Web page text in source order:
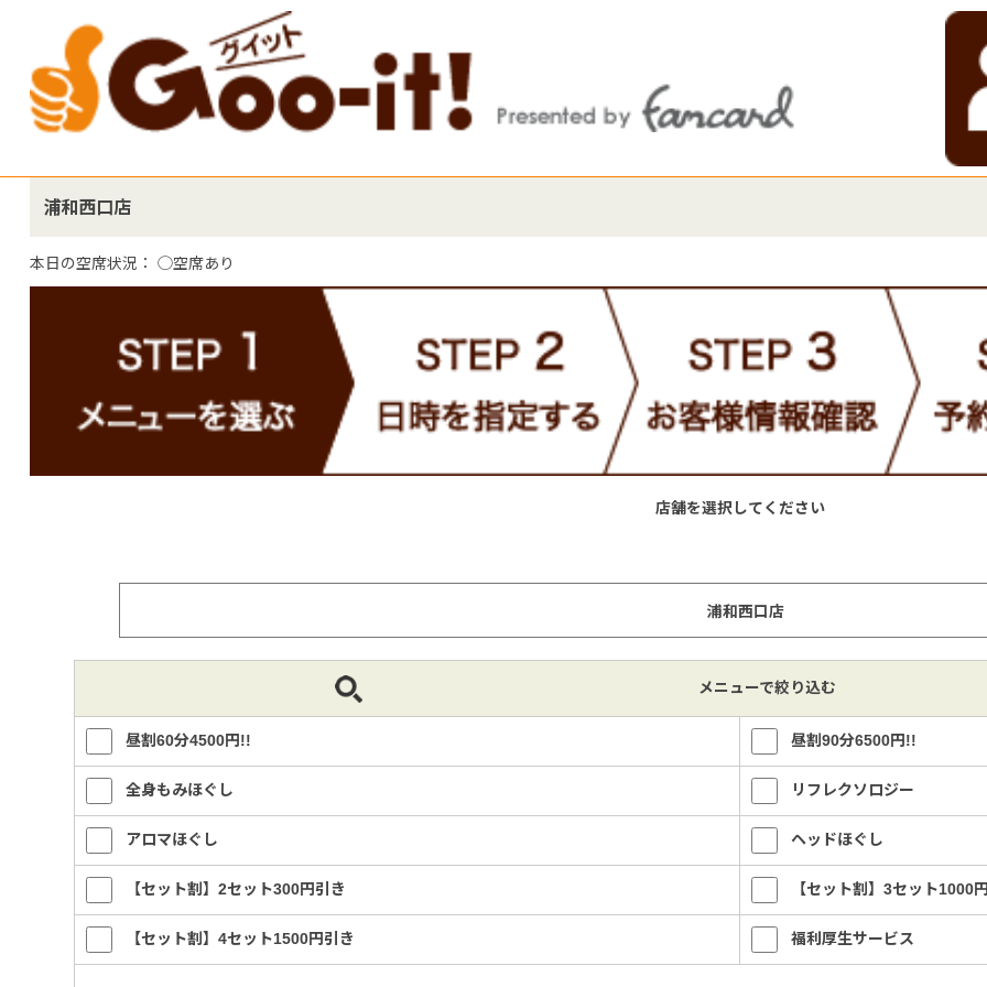
浦和西口店
本日の空席状況： ◯空席あり
店舗を選択してください
メニューで絞り込む
昼割60分4500円!! 昼割90分6500円!!
全身もみほぐし リフレクソロジー
アロマほぐし ヘッドほぐし
【セット割】2セット300円引き 【セット割】3セット1000
【セット割】4セット1500円引き 福利厚生サービス